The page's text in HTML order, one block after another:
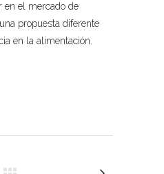
en el mercado de
propuesta diferente
en la alimentación.